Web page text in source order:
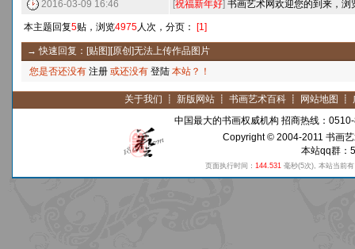
2016-03-09 16:46 [祝福新年好] 书画艺术网欢迎您的到来，浏
本主题回复5贴，浏览4975人次，分页： [1]
→ 快速回复：[贴图][原创]无法上传作品图片
您是否还没有 注册或还没有 登陆本站？！
关于我们 ┋ 新版网站 ┋ 书画艺术百科 ┋ 网站地图 ┋
中国最大的书画权威机构 招商热线：
Copyright © 2004-2011 书画
本站qq群：
页面执行时间： 144.531 毫秒(5次), 本站当前